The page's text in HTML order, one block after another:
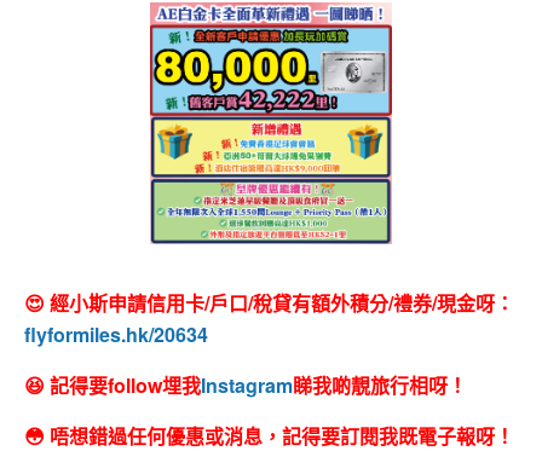
😍 經小斯申請信用卡/戶口/稅貸有額外積分/禮券/現金呀：
flyformiles.hk/20634
😆 記得要follow埋我Instagram睇我啲靚旅行相呀！
😳 唔想錯過任何優惠或消息，記得要訂閱我既電子報呀！